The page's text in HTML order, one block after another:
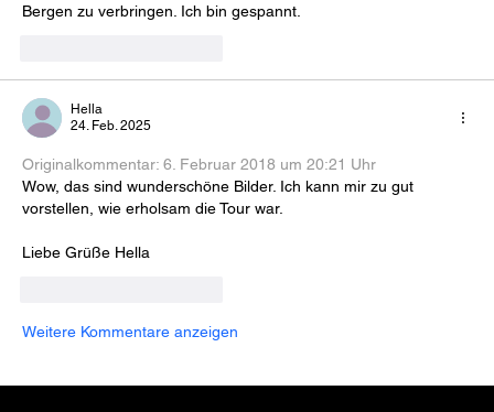
Bergen zu verbringen. Ich bin gespannt.
Hella
24. Feb. 2025
Originalkommentar: 6. Februar 2018 um 20:21 Uhr
Wow, das sind wunderschöne Bilder. Ich kann mir zu gut
vorstellen, wie erholsam die Tour war.
Liebe Grüße Hella
Weitere Kommentare anzeigen